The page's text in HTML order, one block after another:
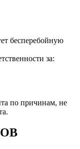
бесперебойную
за:
по причинам, не